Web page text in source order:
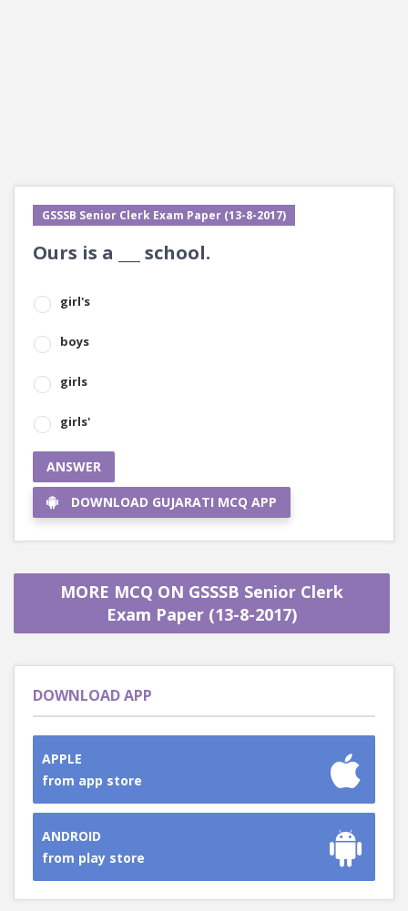
GSSSB Senior Clerk Exam Paper (13-8-2017)
Ours is a ___ school.
girl's
boys
girls
girls'
ANSWER
DOWNLOAD GUJARATI MCQ APP
MORE MCQ ON GSSSB Senior Clerk
Exam Paper (13-8-2017)
DOWNLOAD APP
APPLE
from app store
ANDROID
from play store